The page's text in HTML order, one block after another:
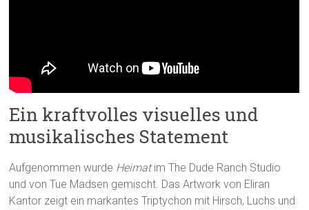
Ein kraftvolles visuelles und
musikalisches Statement
Aufgenommen wurde Heimatim The Dude Ranch Studio
und von Tue Madsen gemischt. Das Artwork von Eliran
Kantor zeigt ein markantes Triptychon mit Hirsch, Luchs und